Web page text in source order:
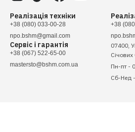
Реалізація техніки
+38 (080) 033-00-28
npo.bshm@gmail.com
Сервіс і гарантія
+38 (067) 522-65-00
mastersto@bshm.com.ua
+38
07400,
Січових
Пн-пт -
Сб-Нед